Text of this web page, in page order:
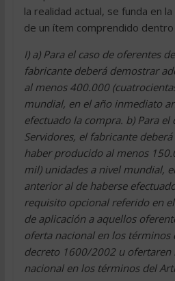
la realidad actual, se funda en
de un ítem comprendido
I) a) Para el caso de oferentes
fabricante deberá demostrar
al menos 400.000
mundial, en el año inmediato
efectuado la compra. b) Para el
Servidores, el fabricante
haber producido al menos
mil) unidades a nivel mundial,
anterior al de haberse efectuado
requisito opcional referido en
de aplicación a aquellos
oferta nacional en los
decreto 1600/2002 u ofertaren
nacional en los términos del